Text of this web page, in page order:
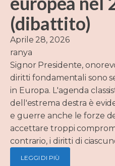
(dibattito)
Aprile 28, 2026
ranya
Signor Presidente,
diritti fondamentali sono
in Europa. L'agenda
dell'estrema destra è
e guerre anche le forze
accettare troppi
contrario, i diritti di
LEGGI DI PIÙ